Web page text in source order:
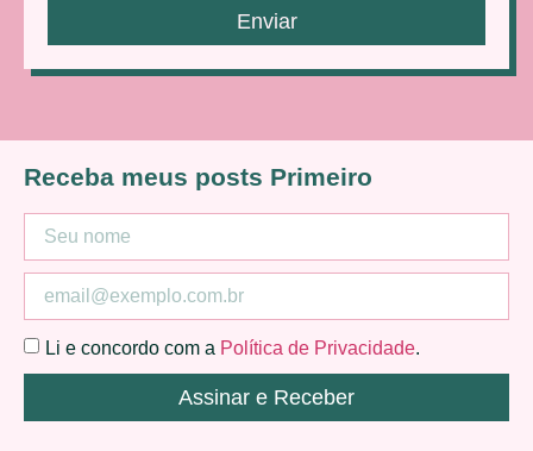
Enviar
Receba meus posts Primeiro
Li e concordo com a Política de Privacidade.
Assinar e Receber